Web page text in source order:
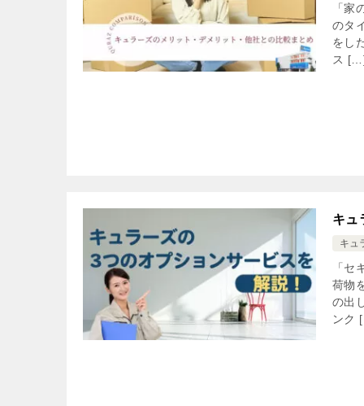
「
のタ
をし
ス
キュ
キュ
「
荷物
の出
ンク